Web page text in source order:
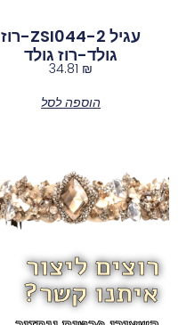
עגיל ZSI044-2-רוז
גולד-רוז גולד
34.81 ₪
הוספה לסל
רוצים ליצור
איתנו קשר?